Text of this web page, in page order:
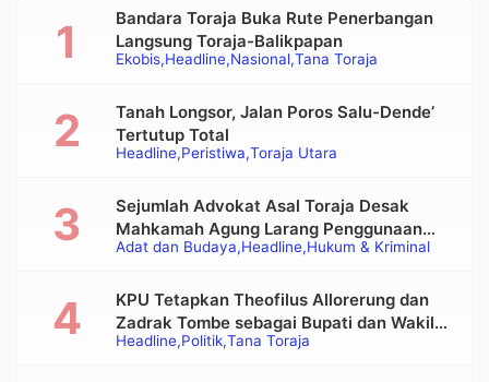
Ekobis Headline Nasional Tana Toraja
Bandara Toraja Buka Rute Penerbangan
Langsung Toraja-Balikpapan
Headline Peristiwa Toraja Utara
Tanah Longsor, Jalan Poros Salu-Dende’
Tertutup Total
Adat dan Budaya Headline Hukum & Kriminal
Sejumlah Advokat Asal Toraja Desak
Mahkamah Agung Larang Penggunaan
Alat Berat pada Eksekusi Rumah Adat
Headline Politik Tana Toraja
KPU Tetapkan Theofilus Allorerung dan
Zadrak Tombe sebagai Bupati dan Wakil
Bupati Tana Toraja Terpilih